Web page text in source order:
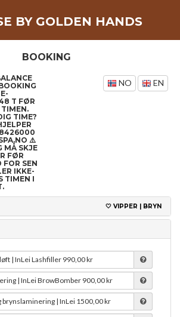
BY GOLDEN HANDS
BOOKING
T FØR
TIME?
⚠️
MÅ SKJE
FØR
FOR SEN
IKKE-
TIMEN I
NO EN
🤍 VIPPER | BRYN
| InLei Lashfiller 990,00 kr
| InLei BrowBomber900,00 kr
brynslaminering | InLei1500,00 kr